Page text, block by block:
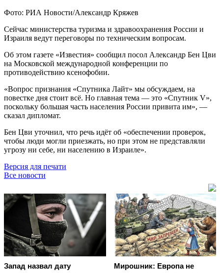
Фото: РИА Новости/Александр Кряжев
Сейчас министерства туризма и здравоохранения России и
Израиля ведут переговоры по техническим вопросам.
Об этом газете «Известия» сообщил посол Александр Бен Цви
на Московской международной конференции по
противодействию ксенофобии.
«Вопрос признания «Спутника Лайт» мы обсуждаем, на
повестке дня стоит всё. Но главная тема — это «Спутник V»,
поскольку большая часть населения России привита им», —
сказал дипломат.
Бен Цви уточнил, что речь идёт об «обеспечении проверок,
чтобы люди могли приезжать, но при этом не представляли
угрозу ни себе, ни населению в Израиле».
Версия для печати
Все новости
Запад назвал дату
Мирошник: Европа не